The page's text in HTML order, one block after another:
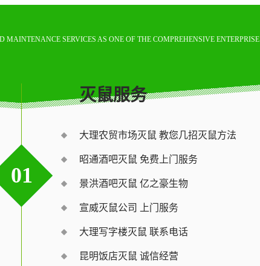
SERVICES AS ONE OF THE COMPREHENSIVE ENTERPRISE
01
灭鼠服务
大理农贸市场灭鼠 教您几招灭鼠方法
昭通酒吧灭鼠 免费上门服务
景洪酒吧灭鼠 亿之豪生物
宣威灭鼠公司 上门服务
大理写字楼灭鼠 联系电话
昆明饭店灭鼠 诚信经营